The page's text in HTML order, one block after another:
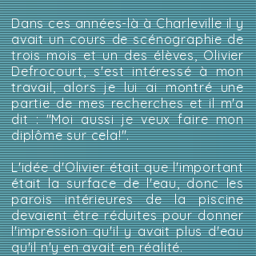
Dans ces années-là à Charleville il y
avait un cours de scénographie de
trois mois et un des élèves, Olivier
Defrocourt, s'est intéressé à mon
travail, alors je lui ai montré une
partie de mes recherches et il m'a
dit : "Moi aussi je veux faire mon
diplôme sur cela!".
L'idée d'Olivier était que l'important
était la surface de l'eau, donc les
parois intérieures de la piscine
devaient être réduites pour donner
l'impression qu'il y avait plus d'eau
qu'il n'y en avait en réalité.